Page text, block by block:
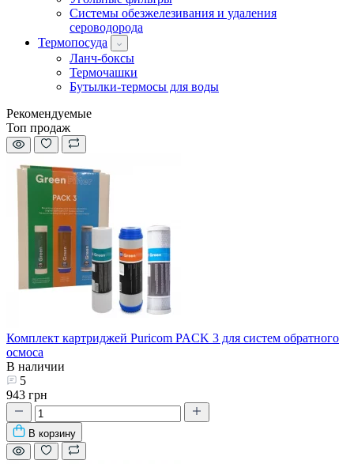
Системы обезжелезивания и удаления
сероводорода
Термопосуда
Ланч-боксы
Термочашки
Бутылки-термосы для воды
Рекомендуемые
Топ продаж
Комплект картриджей Puricom PACK 3 для систем обратного
осмоса
В наличии
5
943 грн
В корзину